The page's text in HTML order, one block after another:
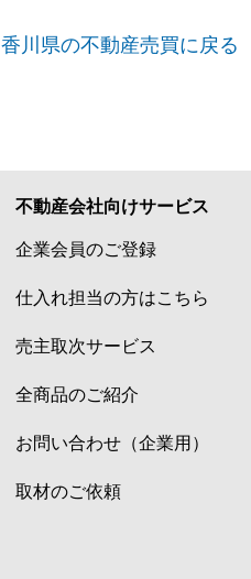
香川県の不動産売買に戻る
不動産会社向けサービス
企業会員のご登録
仕入れ担当の方はこちら
売主取次サービス
全商品のご紹介
お問い合わせ（企業用）
取材のご依頼